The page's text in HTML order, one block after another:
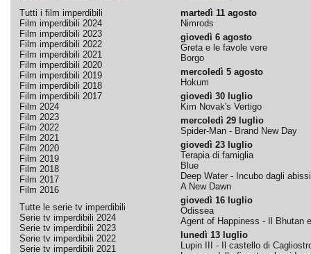
Tutti i film imperdibili
Film imperdibili 2024
Film imperdibili 2023
Film imperdibili 2022
Film imperdibili 2021
Film imperdibili 2020
Film imperdibili 2019
Film imperdibili 2018
Film imperdibili 2017
Film 2024
Film 2023
Film 2022
Film 2021
Film 2020
Film 2019
Film 2018
Film 2017
Film 2016
Tutte le serie tv imperdibili
Serie tv imperdibili 2024
Serie tv imperdibili 2023
Serie tv imperdibili 2022
Serie tv imperdibili 2021
martedì 11 agosto
Nimrods
giovedì 6 agosto
Greta e le favole vere
Borgo
mercoledì 5 agosto
Hokum
giovedì 30 luglio
Kim Novak's Vertigo
mercoledì 29 luglio
Spider-Man - Brand New Day
giovedì 23 luglio
Terapia di famiglia
Blue
Deep Water - Incubo dagli abissi
A New Dawn
giovedì 16 luglio
Odissea
Agent of Happiness - Il Bhutan
lunedì 13 luglio
Lupin III - Il castello di